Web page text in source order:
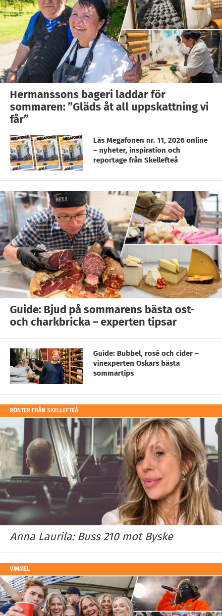
Hermanssons bageri laddar för
sommaren: ”Gläds åt all uppskattning vi
får”
Läs Megafonen nr. 11, 2026 online
– nyheter, inspiration och
reportage från Skellefteå
Guide: Bjud på sommarens bästa ost-
och charkbricka – experten tipsar
Guide: Bubbel, rosé och cider –
vinexperten Oskars bästa
sommartips
RÖSTER FRÅN SKELLEFTEÅ
Anna Laurila: Buss 210 mot Byske
VIMMEL